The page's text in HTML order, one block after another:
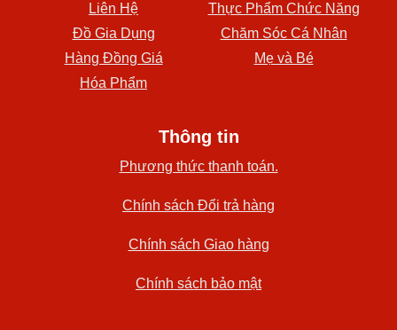
Liên Hệ
Thực Phẩm Chức Năng
Đồ Gia Dụng
Chăm Sóc Cá Nhân
Hàng Đồng Giá
Mẹ và Bé
Hóa Phẩm
Thông tin
Phương thức thanh toán.
Chính sách Đổi trả hàng
Chính sách Giao hàng
Chính sách bảo mật